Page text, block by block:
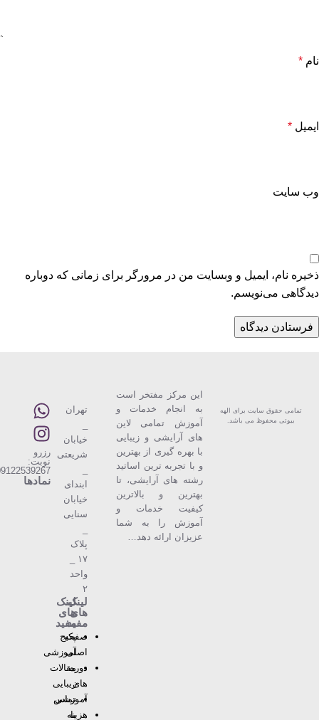
نام *
ایمیل *
وب‌ سایت
ذخیره نام، ایمیل و وبسایت من در مرورگر برای زمانی که دوباره
دیدگاهی می‌نویسم.
تمامی حقوق سایت برای الهه
بیوتی محفوظ می باشد.
این مركز مفتخر است
به انجام خدمات و
آموزش تمامی لاین
های آرایشی و زیبایی
با بهره گیری از بهترین
و با تجربه ترین اساتید
رشته های آرایشی، تا
بهترین و بالاترین
كیفیت خدمات و
آموزش را به شما
عزیزان ارائه دهد…
تهران
خیابان
شریعتی
ابندای
خیابان
سنایی
پلاک
واحد
۲
لینک
های
مفید
صفحه
اصلی
دوره
های
آموزشی
هزینه
لینک
های
مفید
پکیج
آموزشی
مقالات
زیبایی
تماس
با
رزرو
نوبت:
نمادها